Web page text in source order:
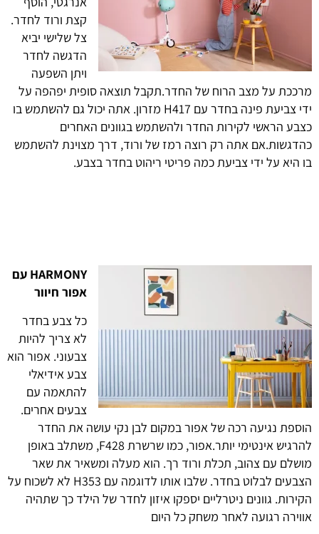
קצת ורוד לחדר.
צל שלישי יביא
הדגשה לחדר
ויתן השפעה
מרככת על מצב הרוח של החדר.תקבל תוצאה סופית יפהפה על
ידי צביעת פינה בחדר עם
מזרון. אתה יכול גם להשתמש בו
כצבע הראשי לקירות החדר ולהשתמש בגוונים האחרים
כהדגשות.אם אתה רק רוצה רמז של ורוד, דרך מצוינת להשתמש
בו היא על ידי צביעת כמה פריטי ריהוט בחדר בצבע.
HARMONY עם
אפור חיוור
כל צבע בחדר
לא צריך להיות
צבעוני. אפור הוא
צבע אידיאלי
להתאמה עם
צבעים אחרים.
הוספת נגיעה רכה של אפור במקום לבן נקי עושה את החדר
להרגיש אינטימי יותר.אפור, כמו שרשרת
משתלב באופן
מושלם עם צהוב, תכלת ורוד רך. הוא מעלה ומשאיר את שאר
הצבעים לבלוט בחדר. שלבו אותו לדוגמה עם
לא לשכוח על
הקירות. גוונים ניטרליים יספקו איזון לחדר של הילד כך שתהיה
אווירה רגועה לאחר משחק כל היום